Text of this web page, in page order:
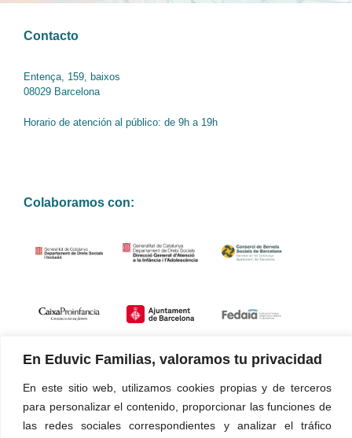
En Eduvic Familias, valoramos tu privacidad
En este sitio web, utilizamos cookies propias y de terceros
para personalizar el contenido, proporcionar las funciones de
las redes sociales correspondientes y analizar el tráfico
Contacto
Entença, 159, baixos
08029 Barcelona
Horario de atención al público: de 9h a 19h
Colaboramos con:
Nuestros servicios y gestión están certificados según la norma
UNE-EN ISO 9001:2015